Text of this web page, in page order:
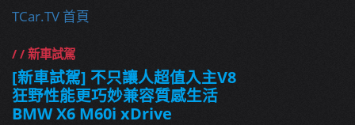
TCar.TV 首頁
/ / 新車試駕
[新車試駕] 不只讓人超值入主V8
狂野性能更巧妙兼容質感生活
BMW X6 M60i xDrive